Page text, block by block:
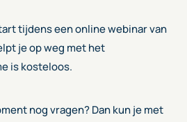
tijdens een online webinar van
je op weg met het
is kosteloos.
nog vragen? Dan kun je met